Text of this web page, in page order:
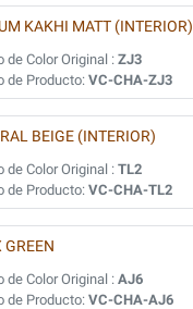
KAKHI MATT (INTERIOR)
de Color Original : ZJ3
de Producto: VC-CHA-ZJ3
BEIGE (INTERIOR)
de Color Original : TL2
de Producto: VC-CHA-TL2
GREEN
de Color Original : AJ6
de Producto: VC-CHA-AJ6